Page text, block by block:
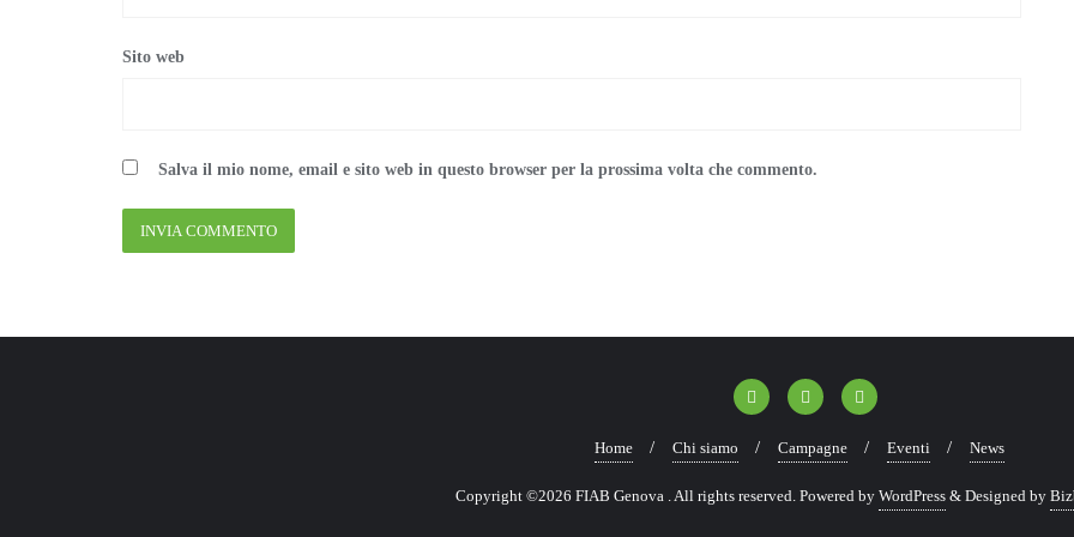
Sito web
Salva il mio nome, email e sito web in questo browser per la prossima volta che commento.
Home Chi siamo Campagne Eventi News
Copyright ©2026 FIAB Genova . All rights reserved. Powered by WordPress & Designed by